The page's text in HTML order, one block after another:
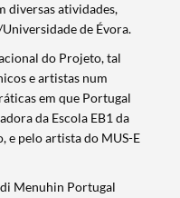
diversas atividades,
de Évora.
do Projeto, tal
e artistas num
em que Portugal
da Escola EB1 da
e pelo artista do MUS-E
Menuhin Portugal